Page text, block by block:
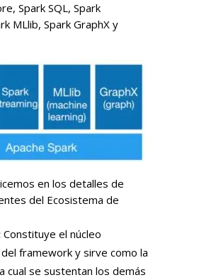
Spark SQL, Spark
MLlib, Spark GraphX y
en los detalles de
del Ecosistema de
Constituye el núcleo
framework y sirve como la
cual se sustentan los demás